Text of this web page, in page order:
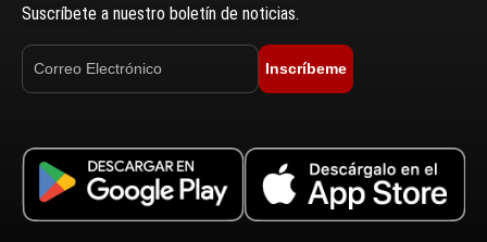
Suscríbete a nuestro boletín de noticias.
Inscríbeme